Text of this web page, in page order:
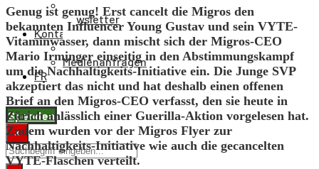
Spenden
Newsletter
Kontakt
Kontakt
Medienanfragen
FR
Spenden
×
Genug ist genug! Erst cancelt die Migros den
bekannten Influencer Young Gustav und sein VYTE-
Vitaminwasser, dann mischt sich der Migros-CEO
Mario Irminger einseitig in den Abstimmungskampf
um die Nachhaltigkeits-Initiative ein. Die Junge SVP
akzeptiert das nicht und hat deshalb einen offenen
Brief an den Migros-CEO verfasst, den sie heute in
Zürich anlässlich einer Guerilla-Aktion vorgelesen hat.
Zudem wurden vor der Migros Flyer zur
Nachhaltigkeits-Initiative wie auch die gecancelten
VYTE-Flaschen verteilt.